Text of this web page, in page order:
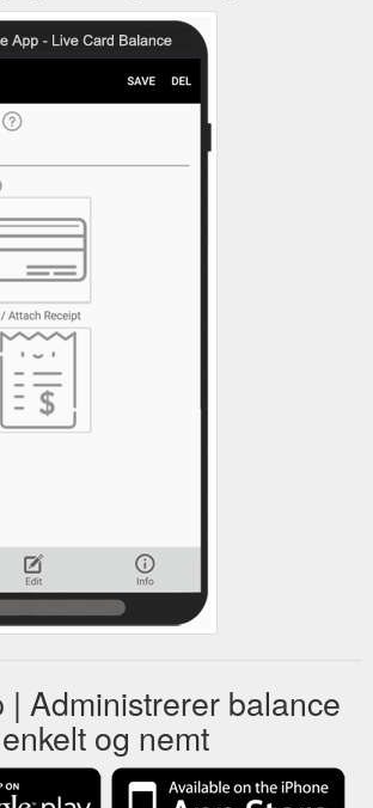
| Administrerer balance
enkelt og nemt